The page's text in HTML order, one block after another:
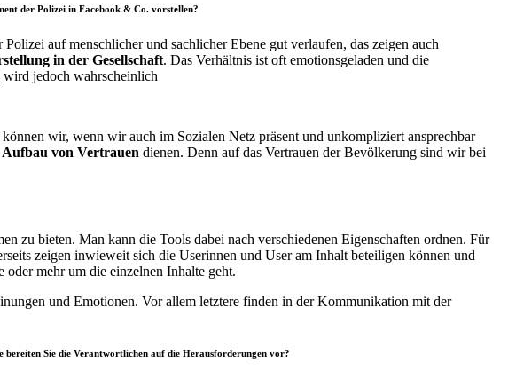
der Polizei in Facebook & Co. vorstellen?
auf menschlicher und sachlicher Ebene gut verlaufen, das zeigen auch
in der Gesellschaft. Das Verhältnis ist oft emotionsgeladen und die
wird jedoch wahrscheinlich
wir, wenn wir auch im Sozialen Netz präsent und unkompliziert ansprechbar
Aufbau von Vertrauen dienen. Denn auf das Vertrauen der Bevölkerung sind wir bei
zu bieten. Man kann die Tools dabei nach verschiedenen Eigenschaften ordnen. Für
zeigen inwieweit sich die Userinnen und User am Inhalt beteiligen können und
mehr um die einzelnen Inhalte geht.
und Emotionen. Vor allem letztere finden in der Kommunikation mit der
Sie die Verantwortlichen auf die Herausforderungen vor?